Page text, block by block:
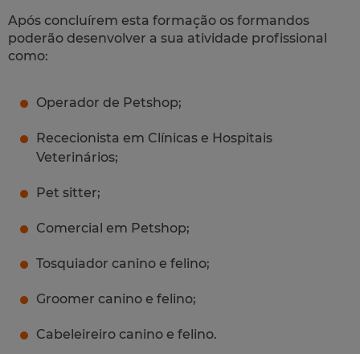
Após concluírem esta formação os formandos
poderão desenvolver a sua atividade profissional
como:
Operador de Petshop;
Rececionista em Clínicas e Hospitais
Veterinários;
Pet sitter;
Comercial em Petshop;
Tosquiador canino e felino;
Groomer canino e felino;
Cabeleireiro canino e felino.